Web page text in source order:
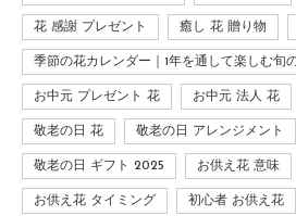
花 感謝 プレゼント 癒し 花 贈り物
季節の花カレンダー｜1年を通して楽しむ旬
お中元 プレゼント 花 お中元 法人 花
敬老の日 花 敬老の日 アレンジメント
敬老の日 ギフト 2025 お供え花 意味
お供え花 タイミング 初心者 お供え花